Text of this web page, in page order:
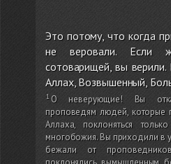
Это потому, что когда
не веровали. Если
сотоварищей, вы
Аллах, Возвышенный,
О неверующие! Вы
проповедям людей, которые
Аллаха, поклоняться
многобожия. Вы приходили в
бежали от